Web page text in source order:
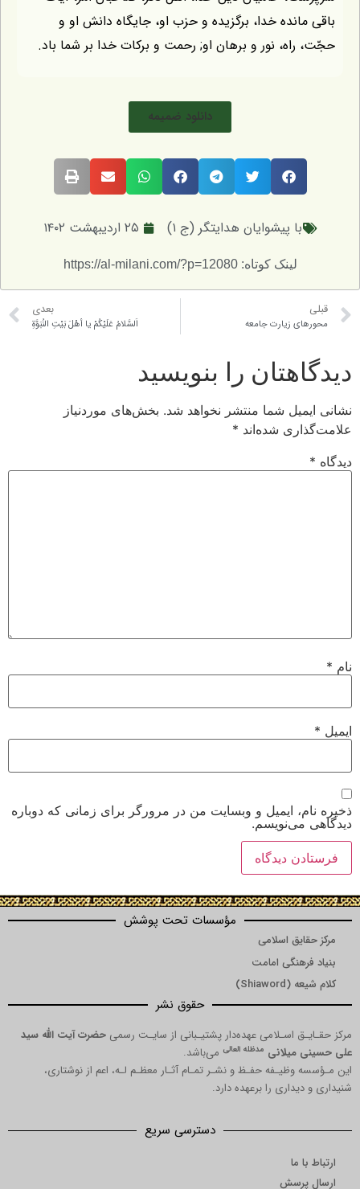
باقى مانده خدا، برگزيده و حزب او، جايگاه دانش او و
حجّت، راه، نور و برهان او; رحمت و بركات خدا بر شما باد.
دانلود ضمیمه
با پیشوایان هدایتگر (ج ۱) ۲۵ اردیبهشت ۱۴۰۲
لینک کوتاه: https://al-milani.com/?p=12080
قبلی
محورهاى زيارت جامعه
بعدی
اَلسَّلامُ عَلَيْكُمْ يا أهْلَ بَيْتِ النُبَوَّةِ
دیدگاهتان را بنویسید
نشانی ایمیل شما منتشر نخواهد شد. بخش‌های موردنیاز
علامت‌گذاری شده‌اند *
دیدگاه *
نام *
ایمیل *
ذخیره نام، ایمیل و وبسایت من در مرورگر برای زمانی که دوباره
دیدگاهی می‌نویسم.
مؤسسات تحت پوشش
مرکز حقایق اسلامی
بنیاد فرهنگی امامت
کلام شیعه (Shiaword)
حقوق نشر
مرکز حقـایـق اسـلامی عهده‌دار پشتیـبانی از سایـت رسمی حضرت آیت الله سید
علی حسینی میلانی مدظله العالی می‌باشد.
این مـؤسسه وظیـفه حفـظ و نشـر تمـام آثـار معظـم لـه، اعم از نوشتاری،
شنیداری و دیداری را برعهده دارد.
دسترسی سریع
ارتباط با ما
ارسال پرسش